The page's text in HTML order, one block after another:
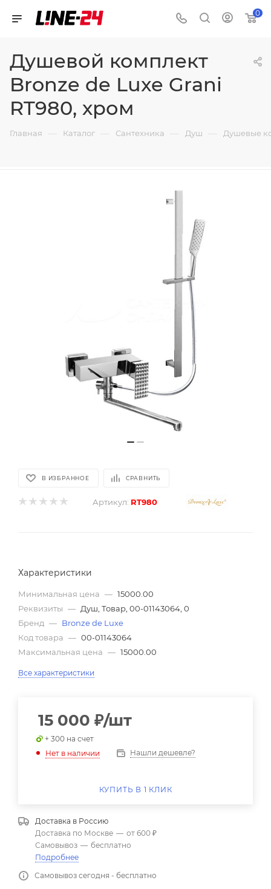
0
Душевой комплект
Bronze de Luxe Grani
RT980, хром
Главная — Каталог — Сантехника — Душ — Душевые
В ИЗБРАННОЕ СРАВНИТЬ
Артикул: RT980
Характеристики
Минимальная цена — 15000.00
Реквизиты — Душ, Товар, 00-01143064, 0
Бренд — Bronze de Luxe
Код товара — 00-01143064
Максимальная цена — 15000.00
Все характеристики
15 000 ₽/шт
+ 300 на счет
Нет в наличии
Нашли дешевле?
КУПИТЬ В 1 КЛИК
Доставка в Россию
Доставка по Москве — от 600 ₽
Самовывоз — бесплатно
Подробнее
Самовывоз сегодня - бесплатно